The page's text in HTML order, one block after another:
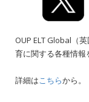
OUP ELT Global（
育に関する各種情報
詳細はこちらから。